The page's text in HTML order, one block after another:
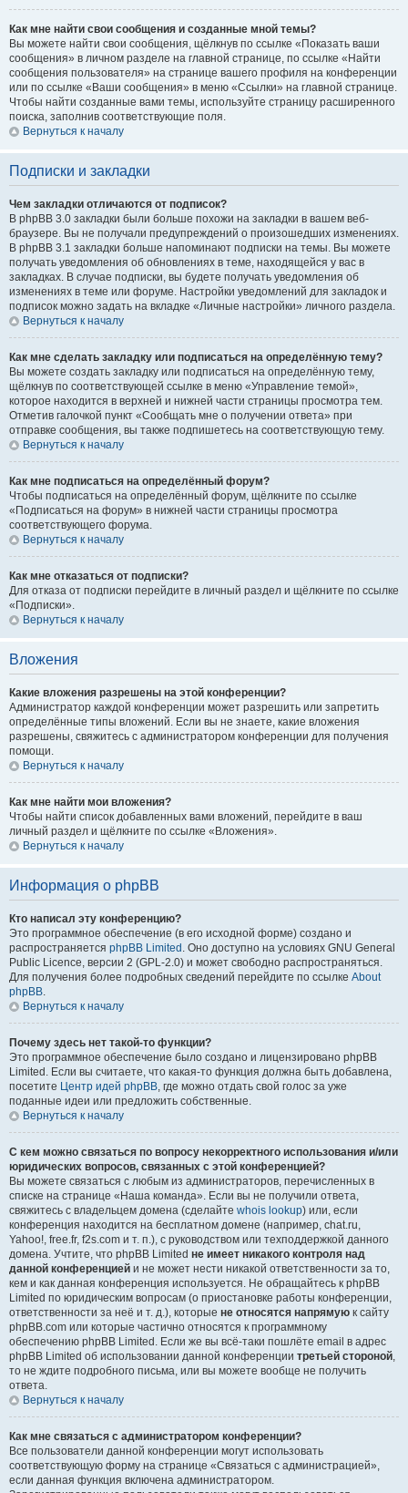
Как мне найти свои сообщения и созданные мной темы?
Вы можете найти свои сообщения, щёлкнув по ссылке «Показать ваши
сообщения» в личном разделе на главной странице, по ссылке «Найти
сообщения пользователя» на странице вашего профиля на конференции
или по ссылке «Ваши сообщения» в меню «Ссылки» на главной странице.
Чтобы найти созданные вами темы, используйте страницу расширенного
поиска, заполнив соответствующие поля.
Вернуться к началу
Подписки и закладки
Чем закладки отличаются от подписок?
В phpBB 3.0 закладки были больше похожи на закладки в вашем веб-
браузере. Вы не получали предупреждений о произошедших изменениях.
В phpBB 3.1 закладки больше напоминают подписки на темы. Вы можете
получать уведомления об обновлениях в теме, находящейся у вас в
закладках. В случае подписки, вы будете получать уведомления об
изменениях в теме или форуме. Настройки уведомлений для закладок и
подписок можно задать на вкладке «Личные настройки» личного раздела.
Вернуться к началу
Как мне сделать закладку или подписаться на определённую тему?
Вы можете создать закладку или подписаться на определённую тему,
щёлкнув по соответствующей ссылке в меню «Управление темой»,
которое находится в верхней и нижней части страницы просмотра тем.
Отметив галочкой пункт «Сообщать мне о получении ответа» при
отправке сообщения, вы также подпишетесь на соответствующую тему.
Вернуться к началу
Как мне подписаться на определённый форум?
Чтобы подписаться на определённый форум, щёлкните по ссылке
«Подписаться на форум» в нижней части страницы просмотра
соответствующего форума.
Вернуться к началу
Как мне отказаться от подписки?
Для отказа от подписки перейдите в личный раздел и щёлкните по ссылке
«Подписки».
Вернуться к началу
Вложения
Какие вложения разрешены на этой конференции?
Администратор каждой конференции может разрешить или запретить
определённые типы вложений. Если вы не знаете, какие вложения
разрешены, свяжитесь с администратором конференции для получения
помощи.
Вернуться к началу
Как мне найти мои вложения?
Чтобы найти список добавленных вами вложений, перейдите в ваш
личный раздел и щёлкните по ссылке «Вложения».
Вернуться к началу
Информация о phpBB
Кто написал эту конференцию?
Это программное обеспечение (в его исходной форме) создано и
распространяется phpBB Limited . Оно доступно на условиях GNU General
Public Licence, версии 2 (GPL-2.0) и может свободно распространяться.
Для получения более подробных сведений перейдите по ссылке About
phpBB.
Вернуться к началу
Почему здесь нет такой-то функции?
Это программное обеспечение было создано и лицензировано phpBB
Limited. Если вы считаете, что какая-то функция должна быть добавлена,
посетите Центр идей phpBB, где можно отдать свой голос за уже
поданные идеи или предложить собственные.
Вернуться к началу
С кем можно связаться по вопросу некорректного использования и/или
юридических вопросов, связанных с этой конференцией?
Вы можете связаться с любым из администраторов, перечисленных в
списке на странице «Наша команда». Если вы не получили ответа,
свяжитесь с владельцем домена (сделайте whois lookup) или, если
конференция находится на бесплатном домене (например, chat.ru,
Yahoo!, free.fr, f2s.com и т. п.), с руководством или техподдержкой данного
домена. Учтите, что phpBB Limited не имеет никакого контроля над
данной конференцией и не может нести никакой ответственности за то,
кем и как данная конференция используется. Не обращайтесь к phpBB
Limited по юридическим вопросам (о приостановке работы конференции,
ответственности за неё и т. д.), которые не относятся напрямую к сайту
phpBB.com или которые частично относятся к программному
обеспечению phpBB Limited. Если же вы всё-таки пошлёте email в адрес
phpBB Limited об использовании данной конференции третьей стороной,
то не ждите подробного письма, или вы можете вообще не получить
ответа.
Вернуться к началу
Как мне связаться с администратором конференции?
Все пользователи данной конференции могут использовать
соответствующую форму на странице «Связаться с администрацией»,
если данная функция включена администратором.